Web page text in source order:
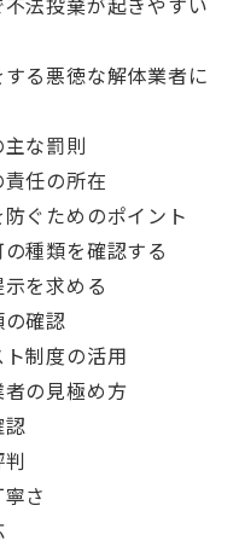
る悪徳な解体業者に
な罰則
任の所在
ぐためのポイント
種類を確認する
を求める
確認
制度の活用
の見極め方
さ